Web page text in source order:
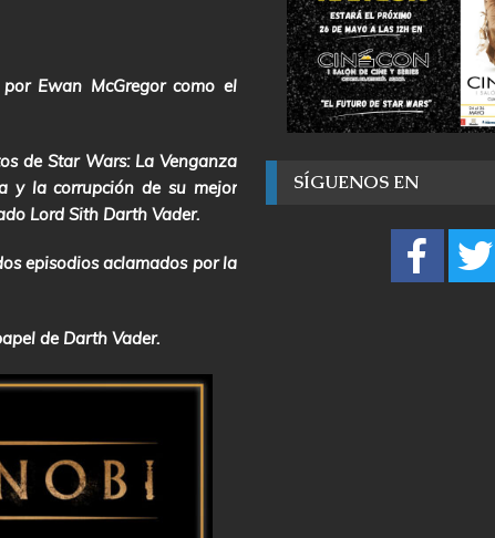
Ewan McGregor como el
deStar Wars: La Venganza
y la corrupción de su mejor
Lord Sith Darth Vader.
episodios aclamados por la
de Darth Vader.
SÍGUENOS EN